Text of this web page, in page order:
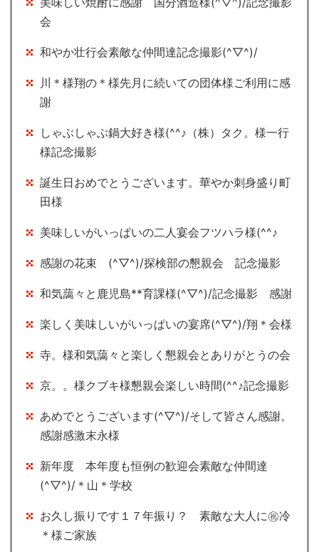
会
和やか壮行会素敵な仲間達記念撮影(^▽^)/
川＊様翔の＊様先月に続いての団体様ご利用に感
謝
しゃぶしゃぶ鍋大好き様(^^♪（株）タク。様一行
様記念撮影
誕生日おめでとうございます。華やか刺身盛り町
田様
美味しいがいっぱいの二人宴会フツハラ様(^^♪
感謝の花束 (^▽^)/探検部の懇親会 記念撮影
和気藹々と鹿児島**育課様(^▽^)/記念撮影 感謝
楽しく美味しいがいっぱいの宴席(^▽^)/翔＊会様
寺。様和気藹々と楽しく懇親会とありがとうの会
京。。様クブキ様懇親会楽しい時間(^^♪記念撮影
あめでとうございます(^▽^)/そして皆さん感謝。
感謝感激末永様
新年度 本年度も恒例の歓迎会素敵な仲間達
(^▽^)/＊山＊学校
お久し振りです１７年振り？ 素敵な大人に㊗冷
＊様ご家族